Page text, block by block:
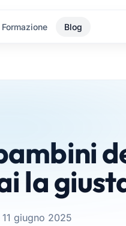
Formazione Blog
la
giugno 2025